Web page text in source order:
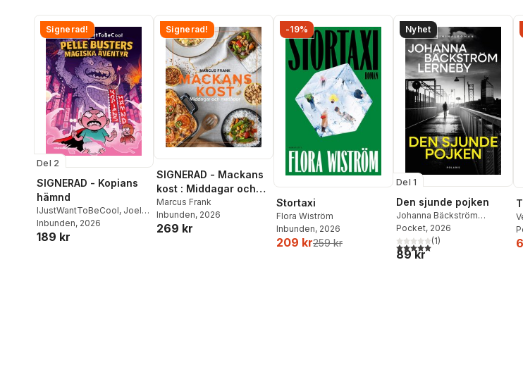
Signerad!
Del 2
SIGNERAD - Kopians
hämnd
IJustWantToBeCool, Joel
Adolphson,Emil Ejdemo
Beer ,Victor Beer
Inbunden, 2026
189 kr
Signerad!
SIGNERAD - Mackans
kost : Middagar och
matlådor
Marcus Frank
Inbunden, 2026
269 kr
-19%
Stortaxi
Flora Wiström
Inbunden, 2026
209 kr259 kr
Nyhet
Del 1
Den sjunde pojken
Johanna Bäckström
Lerneby
Pocket, 2026
5,0utav 5 stjärnor. Totalt antal
(1)
89 kr